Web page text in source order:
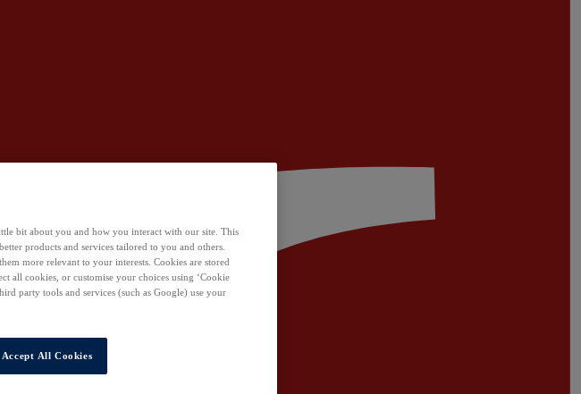
bit about you and how you interact with our site. This
products and services tailored to you and others.
more relevant to your interests. Cookies are stored
all cookies, or customise your choices using ‘Cookie
party tools and services (such as Google) use your
Accept All Cookies